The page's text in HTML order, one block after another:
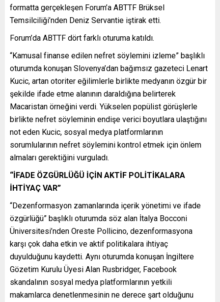
formatta gerçekleşen Forum’a ABTTF Brüksel
Temsilciliği’nden Deniz Servantie iştirak etti.
Forum’da ABTTF dört farklı oturuma katıldı.
“Kamusal finanse edilen nefret söylemini izleme” başlıklı
oturumda konuşan Slovenya’dan bağımsız gazeteci Lenart
Kucic, artan otoriter eğilimlerle birlikte medyanın özgür bir
şekilde ifade etme alanının daraldığına belirterek
Macaristan örneğini verdi. Yükselen popülist görüşlerle
birlikte nefret söyleminin endişe verici boyutlara ulaştığını
not eden Kucic, sosyal medya platformlarının
sorumlularının nefret söylemini kontrol etmek için önlem
almaları gerektiğini vurguladı.
“İFADE ÖZGÜRLÜĞÜ İÇİN AKTİF POLİTİKALARA
İHTİYAÇ VAR”
“Dezenformasyon zamanlarında içerik yönetimi ve ifade
özgürlüğü” başlıklı oturumda söz alan İtalya Bocconi
Üniversitesi’nden Oreste Pollicino, dezenformasyona
karşı çok daha etkin ve aktif politikalara ihtiyaç
duyulduğunu kaydetti. Aynı oturumda konuşan İngiltere
Gözetim Kurulu Üyesi Alan Rusbridger, Facebook
skandalının sosyal medya platformlarının yetkili
makamlarca denetlenmesinin ne derece şart olduğunu